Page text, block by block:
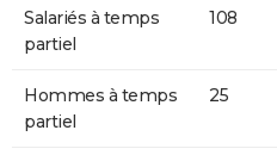
Salariés à temps
partiel
108
Hommes à temps
partiel
25